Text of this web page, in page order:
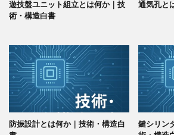
遊技盤ユニット組立とは何か｜技
術・構造白書
通気孔と
防振設計とは何か｜技術・構造白
鍵シリン